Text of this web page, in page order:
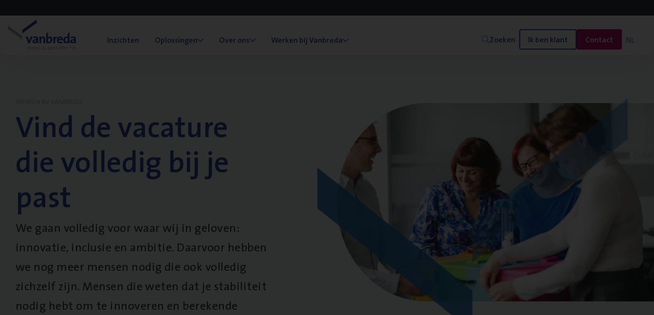
Inzichten Oplossingen Over ons Werken bij Vanbreda Zoeken Ik ben klant Contact NL
Vind de vacature
die volledig bij je
past
We gaan volledig voor waar wij in geloven:
innovatie, inclusie en ambitie. Daarvoor hebben
we nog meer mensen nodig die ook volledig
zichzelf zijn. Mensen die weten dat je stabiliteit
nodig hebt om te innoveren en berekende